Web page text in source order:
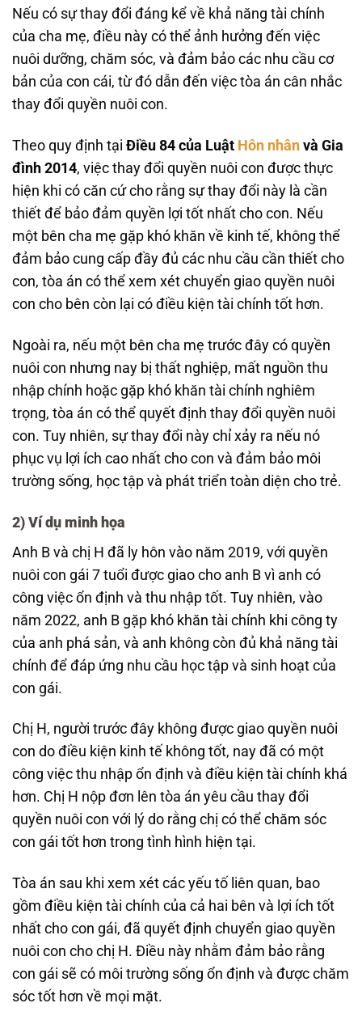
Nếu có sự thay đổi đáng kể về khả năng tài chính
của cha mẹ, điều này có thể ảnh hưởng đến việc
nuôi dưỡng, chăm sóc, và đảm bảo các nhu cầu cơ
bản của con cái, từ đó dẫn đến việc tòa án cân nhắc
thay đổi quyền nuôi con.
Theo quy định tại Điều 84 của Luật Hôn nhân và Gia
đình 2014, việc thay đổi quyền nuôi con được thực
hiện khi có căn cứ cho rằng sự thay đổi này là cần
thiết để bảo đảm quyền lợi tốt nhất cho con. Nếu
một bên cha mẹ gặp khó khăn về kinh tế, không thể
đảm bảo cung cấp đầy đủ các nhu cầu cần thiết cho
con, tòa án có thể xem xét chuyển giao quyền nuôi
con cho bên còn lại có điều kiện tài chính tốt hơn.
Ngoài ra, nếu một bên cha mẹ trước đây có quyền
nuôi con nhưng nay bị thất nghiệp, mất nguồn thu
nhập chính hoặc gặp khó khăn tài chính nghiêm
trọng, tòa án có thể quyết định thay đổi quyền nuôi
con. Tuy nhiên, sự thay đổi này chỉ xảy ra nếu nó
phục vụ lợi ích cao nhất cho con và đảm bảo môi
trường sống, học tập và phát triển toàn diện cho trẻ.
2) Ví dụ minh họa
Anh B và chị H đã ly hôn vào năm 2019, với quyền
nuôi con gái 7 tuổi được giao cho anh B vì anh có
công việc ổn định và thu nhập tốt. Tuy nhiên, vào
năm 2022, anh B gặp khó khăn tài chính khi công ty
của anh phá sản, và anh không còn đủ khả năng tài
chính để đáp ứng nhu cầu học tập và sinh hoạt của
con gái.
Chị H, người trước đây không được giao quyền nuôi
con do điều kiện kinh tế không tốt, nay đã có một
công việc thu nhập ổn định và điều kiện tài chính khá
hơn. Chị H nộp đơn lên tòa án yêu cầu thay đổi
quyền nuôi con với lý do rằng chị có thể chăm sóc
con gái tốt hơn trong tình hình hiện tại.
Tòa án sau khi xem xét các yếu tố liên quan, bao
gồm điều kiện tài chính của cả hai bên và lợi ích tốt
nhất cho con gái, đã quyết định chuyển giao quyền
nuôi con cho chị H. Điều này nhằm đảm bảo rằng
con gái sẽ có môi trường sống ổn định và được chăm
sóc tốt hơn về mọi mặt.